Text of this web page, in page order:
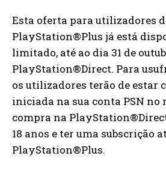
Esta oferta para utilizadores
PlayStation®Plus já está
limitado, até ao dia 31 de
PlayStation®Direct. Para
os utilizadores terão de estar
iniciada na sua conta PSN no
compra na
18 anos e ter uma subscrição
PlayStation®Plus.